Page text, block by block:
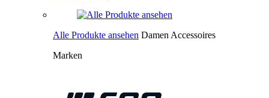
Alle Produkte ansehen Damen Accessoires
Marken